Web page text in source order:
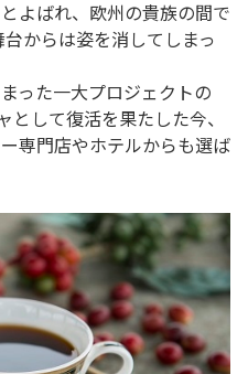
よばれ、欧州の貴族の間で
からは姿を消してしまっ
った一大プロジェクトの
して復活を果たした今、
専門店やホテルからも選ば